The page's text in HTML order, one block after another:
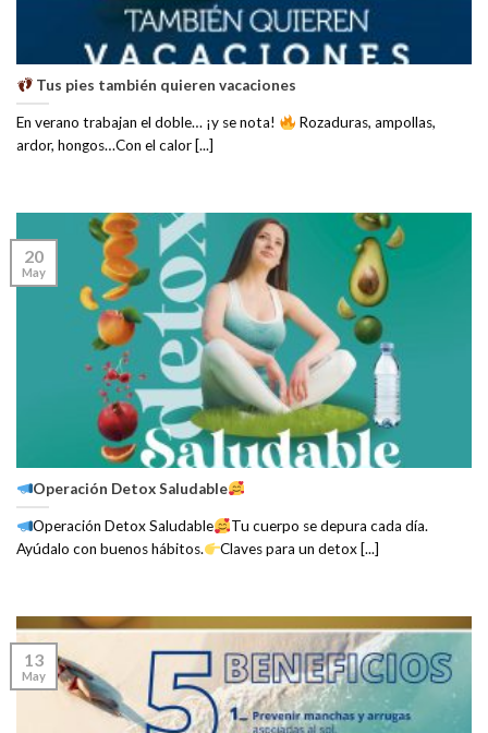
Tus pies también quieren vacaciones
En verano trabajan el doble… ¡y se nota!
Rozaduras, ampollas,
ardor, hongos…Con el calor [...]
Operación Detox Saludable
Operación Detox Saludable
Tu cuerpo se depura cada día.
Ayúdalo con buenos hábitos.
Claves para un detox [...]
20
May
13
May